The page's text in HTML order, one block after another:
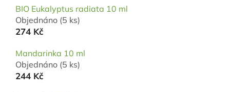
BIO Eukalyptus radiata 10 ml
Objednáno (5 ks)
274 Kč
Mandarinka 10 ml
Objednáno (5 ks)
244 Kč